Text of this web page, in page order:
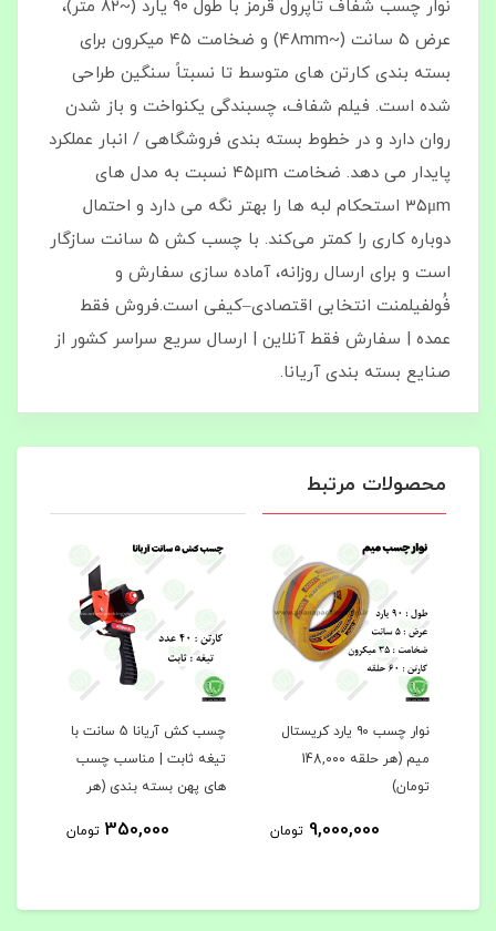
نوار چسب شفاف تاپرول قرمز با طول ۹۰ یارد (~۸۲ متر)،
عرض ۵ سانت (~۴۸mm) و ضخامت ۴۵ میکرون برای
بسته‌ بندی کارتن‌ های متوسط تا نسبتاً سنگین طراحی
شده است. فیلم شفاف، چسبندگی یکنواخت و باز شدن
روان دارد و در خطوط بسته‌ بندی فروشگاهی / انبار عملکرد
پایدار می‌ دهد. ضخامت ۴۵μm نسبت به مدل‌ های
۳۵μm استحکام لبه‌ ها را بهتر نگه می‌ دارد و احتمال
دوباره‌ کاری را کمتر می‌کند. با چسب‌ کش ۵ سانت سازگار
است و برای ارسال روزانه، آماده‌ سازی سفارش و
فُولفیلمنت انتخابی اقتصادی–کیفی است.فروش فقط
عمده | سفارش فقط آنلاین | ارسال سریع سراسر کشور از
صنایع بسته‌ بندی آریانا.
محصولات مرتبط
نوار چسب ۹۰ یارد کریستال
میم (هر حلقه 148,۰۰۰
تومان)
9,000,000 تومان
چسب کش آریانا 5 سانت با
تیغه ثابت | مناسب چسب‌
های پهن بسته‌ بندی (هر
350,000 تومان